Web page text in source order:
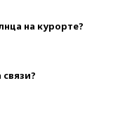
на курорте?